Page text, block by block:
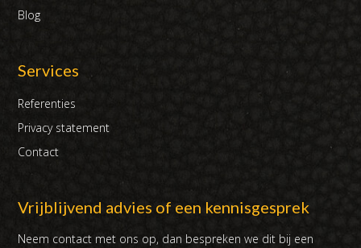
Blog
Services
Referenties
Privacy statement
Contact
Vrijblijvend advies of een kennisgesprek
Neem contact met ons op, dan bespreken we dit bij een